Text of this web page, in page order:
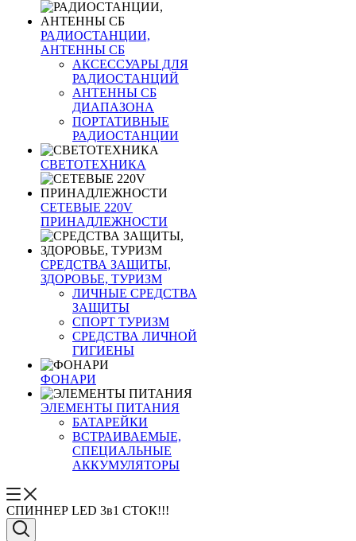
РАДИОСТАНЦИИ,
АНТЕННЫ CБ
АКСЕССУАРЫ ДЛЯ
РАДИОСТАНЦИЙ
АНТЕННЫ CБ
ДИАПАЗОНА
ПОРТАТИВНЫЕ
РАДИОСТАНЦИИ
СВЕТОТЕХНИКА
СЕТЕВЫЕ 220V
ПРИНАДЛЕЖНОСТИ
СРЕДСТВА ЗАЩИТЫ,
ЗДОРОВЬЕ, ТУРИЗМ
ЛИЧНЫЕ СРЕДСТВА
ЗАЩИТЫ
СПОРТ ТУРИЗМ
СРЕДСТВА ЛИЧНОЙ
ГИГИЕНЫ
ФОНАРИ
ЭЛЕМЕНТЫ ПИТАНИЯ
БАТАРЕЙКИ
ВСТРАИВАЕМЫЕ,
СПЕЦИАЛЬНЫЕ
АККУМУЛЯТОРЫ
СПИННЕР LED 3в1 СТОК!!!